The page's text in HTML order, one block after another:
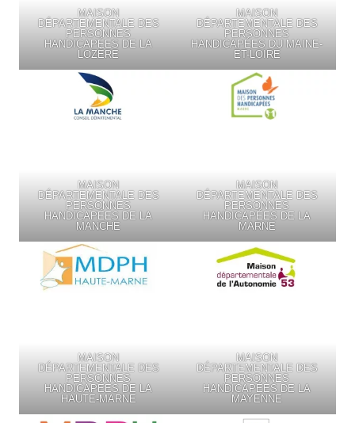
MAISON
DÉPARTEMENTALE DES
PERSONNES
HANDICAPÉES DE LA
LOZÈRE
MAISON
DÉPARTEMENTALE DES
PERSONNES
HANDICAPÉES DU MAINE-
ET-LOIRE
MAISON
DÉPARTEMENTALE DES
PERSONNES
HANDICAPÉES DE LA
MANCHE
MAISON
DÉPARTEMENTALE DES
PERSONNES
HANDICAPÉES DE LA
MARNE
MAISON
DÉPARTEMENTALE DES
PERSONNES
HANDICAPÉES DE LA
HAUTE-MARNE
MAISON
DÉPARTEMENTALE DES
PERSONNES
HANDICAPÉES DE LA
MAYENNE